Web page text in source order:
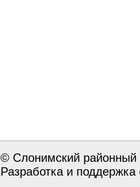
© Слонимский районный
Разработка и поддержка